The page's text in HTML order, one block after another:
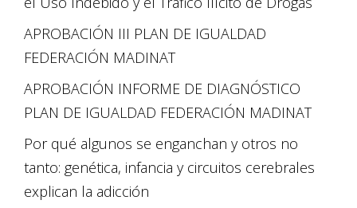
APROBACIÓN III PLAN DE IGUALDAD
FEDERACIÓN MADINAT
APROBACIÓN INFORME DE DIAGNÓSTICO
PLAN DE IGUALDAD FEDERACIÓN MADINAT
Por qué algunos se enganchan y otros no
tanto: genética, infancia y circuitos cerebrales
explican la adicción